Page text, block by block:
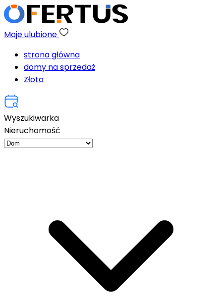
Moje ulubione
strona główna
domy na sprzedaż
Złota
Wyszukiwarka
Nieruchomość